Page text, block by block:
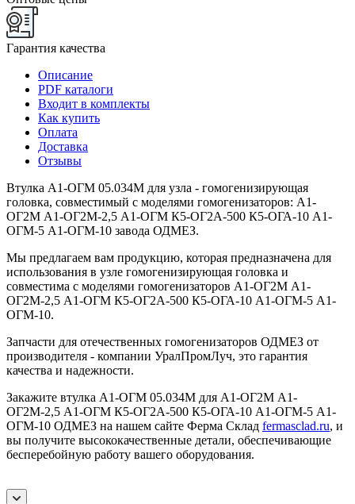
Гарантия качества
Описание
PDF каталоги
Входит в комплекты
Как купить
Оплата
Доставка
Отзывы
Втулка А1-ОГМ 05.034М для узла - гомогенизирующая
головка, совместимый с моделями гомогенизаторов: А1-
ОГ2М А1-ОГ2М-2,5 А1-ОГМ К5-ОГ2А-500 К5-ОГА-10 А1-
ОГМ-5 А1-ОГМ-10 завода ОДМЕЗ.
Мы предлагаем вам продукцию, которая предназначена для
использования в узле гомогенизирующая головка и
совместима с моделями гомогенизаторов А1-ОГ2М А1-
ОГ2М-2,5 А1-ОГМ К5-ОГ2А-500 К5-ОГА-10 А1-ОГМ-5 А1-
ОГМ-10.
Запчасти для отечественных гомогенизаторов ОДМЕЗ от
производителя - компании УралПромЛуч, это гарантия
качества и надежности.
Закажите втулка А1-ОГМ 05.034М для А1-ОГ2М А1-
ОГ2М-2,5 А1-ОГМ К5-ОГ2А-500 К5-ОГА-10 А1-ОГМ-5 А1-
ОГМ-10 ОДМЕЗ на нашем сайте Ферма Склад fermasclad.ru, и
вы получите высококачественные детали, обеспечивающие
бесперебойную работу вашего оборудования.